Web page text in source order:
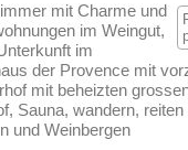
mit Charme und
im Weingut,
im
der Provence mit
mit beheizten
Sauna, wandern,
und Weinbergen